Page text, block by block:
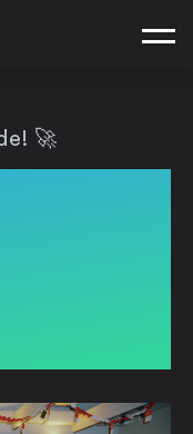
🚀